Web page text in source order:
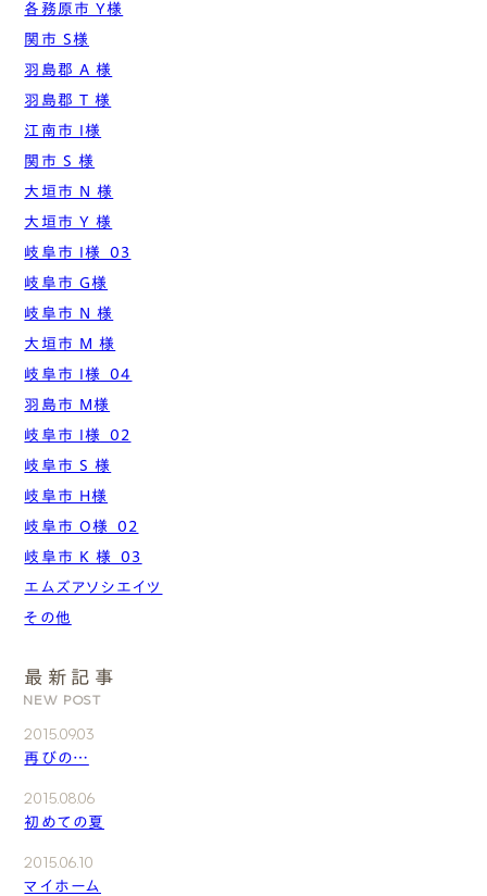
各務原市 Y様
関市 S様
羽島郡 A 様
羽島郡 T 様
江南市 I様
関市 S 様
大垣市 N 様
大垣市 Y 様
岐阜市 I様_03
岐阜市 G様
岐阜市 N 様
大垣市 M 様
岐阜市 I様_04
羽島市 M様
岐阜市 I様_02
岐阜市 S 様
岐阜市 H様
岐阜市 O様_02
岐阜市 K 様_03
エムズアソシエイツ
その他
最新記事
NEW POST
2015.09.03
再びの…
2015.08.06
初めての夏
2015.06.10
マイホーム